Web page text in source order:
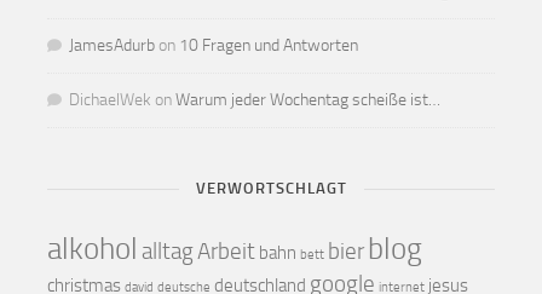
JamesAdurb on 10 Fragen und Antworten
DichaelWek onWarum jeder Wochentag scheiße ist…
VERWORTSCHLAGT
alkohol alltagArbeit bahn bett bier blog
christmas david deutsche deutschland google internet jesus